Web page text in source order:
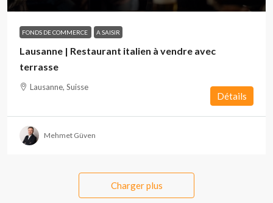
FONDS DE COMMERCE A SAISIR
Lausanne | Restaurant italien à vendre avec
terrasse
Lausanne, Suisse
Détails
Mehmet Güven
Charger plus